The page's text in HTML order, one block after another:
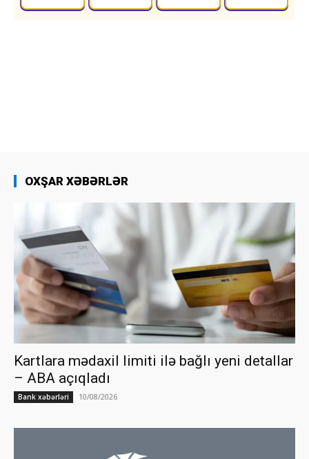
OXŞAR XƏBƏRLƏR
Kartlara mədaxil limiti ilə bağlı yeni detallar
– ABA açıqladı
Bank xəbərləri 10/08/2026